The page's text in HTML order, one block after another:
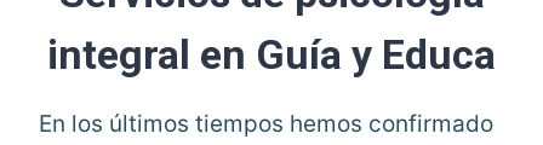
integral en Guía y Educa
En los últimos tiempos hemos confirmado